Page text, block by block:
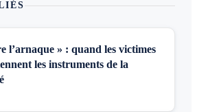
l’arnaque » : quand les victimes
les instruments de la